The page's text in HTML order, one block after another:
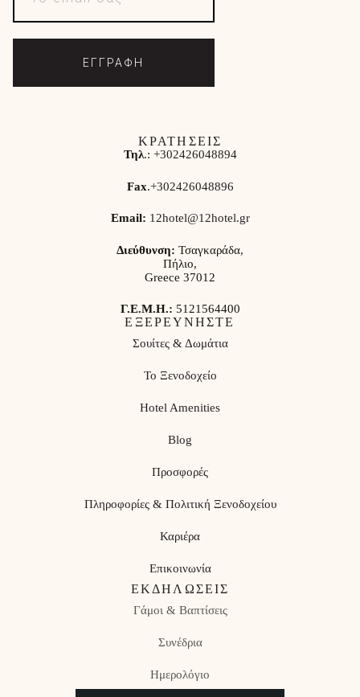
ΕΓΓΡΑΦΗ
ΚΡΑΤΗΣΕΙΣ
Τηλ.: +302426048894
Fax.+302426048896
Email: 12hotel@12hotel.gr
Διεύθυνση: Τσαγκαράδα,
Πήλιο,
Greece 37012
Γ.Ε.Μ.Η.: 5121564400
ΕΞΕΡΕΥΝΗΣΤΕ
Σουίτες & Δωμάτια
Το Ξενοδοχείο
Hotel Amenities
Blog
Προσφορές
Πληροφορίες & Πολιτική Ξενοδοχείου
Καριέρα
Επικοινωνία
ΕΚΔΗΛΏΣΕΙΣ
Γάμοι & Βαπτίσεις
Συνέδρια
Ημερολόγιο